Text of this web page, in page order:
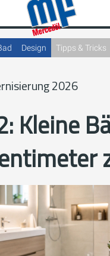
Design Tipps & Tricks
2026
Kleine